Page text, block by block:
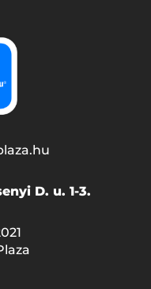
D. u. 1-3.